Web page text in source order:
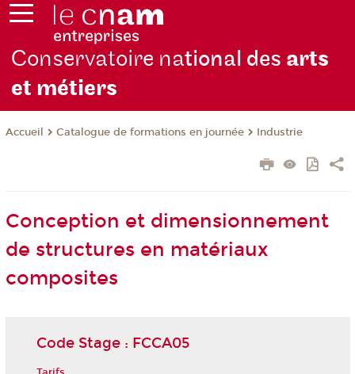
Conservatoire national des arts
et métiers
Accueil Catalogue de formations en journée Industrie
Conception et dimensionnement
de structures en matériaux
composites
Code Stage : FCCA05